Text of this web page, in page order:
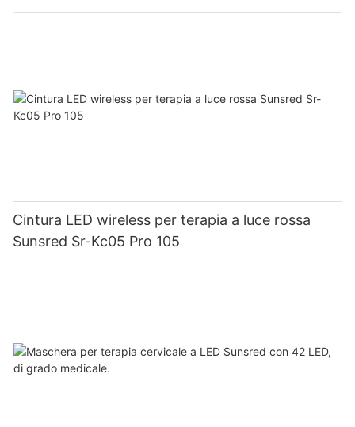
Cintura LED wireless per terapia a luce rossa
Sunsred Sr-Kc05 Pro 105